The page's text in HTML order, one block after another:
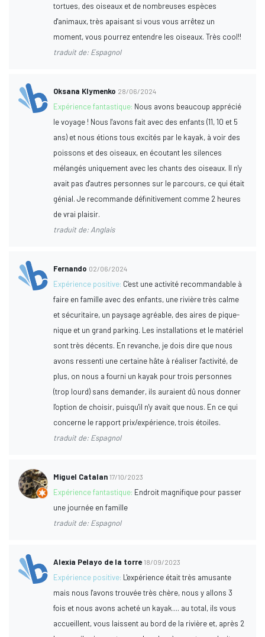
tortues, des oiseaux et de nombreuses espèces
d'animaux, très apaisant si vous vous arrêtez un
moment, vous pourrez entendre les oiseaux. Très cool!!
traduit de: Espagnol
Oksana Klymenko 28/06/2024
Expérience fantastique: Nous avons beaucoup apprécié
le voyage ! Nous l'avons fait avec des enfants (11, 10 et 5
ans) et nous étions tous excités par le kayak, à voir des
poissons et des oiseaux, en écoutant les silences
mélangés uniquement avec les chants des oiseaux. Il n'y
avait pas d'autres personnes sur le parcours, ce qui était
génial. Je recommande définitivement comme 2 heures
de vrai plaisir.
traduit de: Anglais
Fernando 02/06/2024
Expérience positive: C'est une activité recommandable à
faire en famille avec des enfants, une rivière très calme
et sécuritaire, un paysage agréable, des aires de pique-
nique et un grand parking. Les installations et le matériel
sont très décents. En revanche, je dois dire que nous
avons ressenti une certaine hâte à réaliser l'activité, de
plus, on nous a fourni un kayak pour trois personnes
(trop lourd) sans demander, ils auraient dû nous donner
l'option de choisir, puisqu'il n'y avait que nous. En ce qui
concerne le rapport prix/expérience, trois étoiles.
traduit de: Espagnol
Miguel Catalan 17/10/2023
Expérience fantastique: Endroit magnifique pour passer
une journée en famille
traduit de: Espagnol
Alexia Pelayo de la torre 18/09/2023
Expérience positive: L'expérience était très amusante
mais nous l'avons trouvée très chère, nous y allons 3
fois et nous avons acheté un kayak.... au total, ils vous
accueillent, vous laissent au bord de la rivière et, après 2